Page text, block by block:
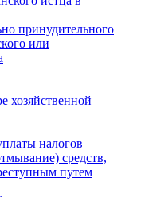
принудительного
или
хозяйственной
налогов
средств,
путем